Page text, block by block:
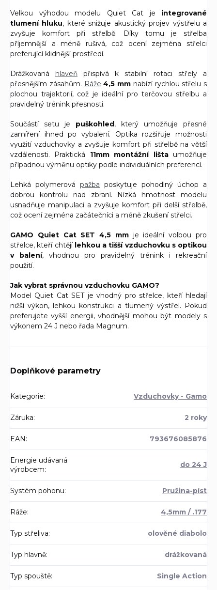
Velkou výhodou modelu Quiet Cat je integrované
tlumení hluku, které snižuje akustický projev výstřelu a
zvyšuje komfort při střelbě. Díky tomu je střelba
příjemnější a méně rušivá, což ocení zejména střelci
preferující klidnější prostředí.
Drážkovaná hlaveň přispívá k stabilní rotaci střely a
přesnějším zásahům. Ráže 4,5 mm nabízí rychlou střelu s
plochou trajektorií, což je ideální pro terčovou střelbu a
pravidelný trénink přesnosti.
Součástí setu je puškohled, který umožňuje přesné
zamíření ihned po vybalení. Optika rozšiřuje možnosti
využití vzduchovky a zvyšuje komfort při střelbě na větší
vzdálenosti. Praktická 11mm montážní lištaumožňuje
případnou výměnu optiky podle individuálních preferencí.
Lehká polymerová pažba poskytuje pohodlný úchop a
dobrou kontrolu nad zbraní. Nízká hmotnost modelu
usnadňuje manipulaci a zvyšuje komfort při delší střelbě,
což ocení zejména začátečníci a méně zkušení střelci.
GAMO Quiet Cat SET 4,5 mmje ideální volbou pro
střelce, kteří chtějí lehkou a tišší vzduchovku s optikou
v balení, vhodnou pro pravidelný trénink i rekreační
použití.
Jak vybrat správnou vzduchovku GAMO?
Model Quiet Cat SET je vhodný pro střelce, kteří hledají
nižší výkon, lehkou konstrukci a tlumený výstřel. Pokud
preferujete vyšší energii, vhodnější mohou být modely s
výkonem 24 J nebo řada Magnum.
Doplňkové parametry
Kategorie: Vzduchovky - Gamo
Záruka: 2 roky
EAN: 793676085876
Energie udávaná
výrobcem:
do 24 J
Systém pohonu: Pružina-píst
Ráže: 4,5mm / .177
Typ střeliva: olověné diabolo
Typ hlavně: drážkovaná
Typ spouště: Single Action